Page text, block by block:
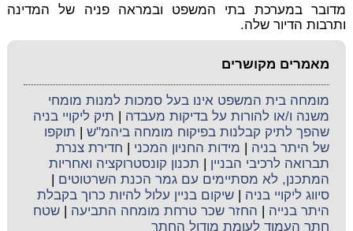
מדובר במערכת בתי המשפט ובמראה פניה של המדינה
ותרבות הדיור שלה.
מאמרים מקושרים
מומחה בית המשפט אינו בעל סמכות למנות מומחי
משנה ו/או להורות על בדיקות מעבדה
תיק ליקויי בניה
שהפך לתיק קבלנות בפיקוח מומחה ביהמ"ש
תוקפו
של היתר בניה
מידות החניון המכני
חדירת צנרת
תברואה לרכיבי הבניין
תכנון קונסטרוקציה ואחריות
המתכנן, לא מסתיימים עם גמר הכנת השרטוטים
סיווג ליקויי בניה |שיקום בניין עלול להיות כרוך בקבלת
היתר בנייה
החזר שכר טרחת מומחה התביעה |שטח
חתך העמוד לעומת מודול החתך